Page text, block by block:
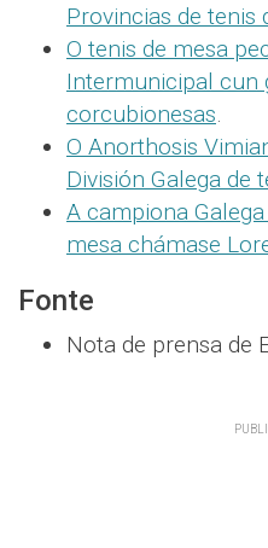
Provincias de tenis
O tenis de mesa
Intermunicipal cun
corcubionesas.
O Anorthosis
División Galega de
A campiona
mesa chámase
Fonte
Nota de prensa de